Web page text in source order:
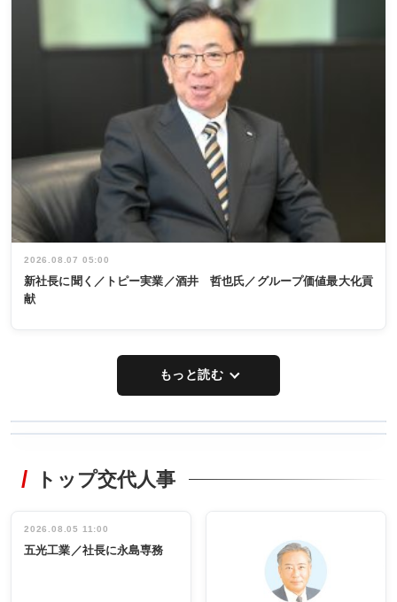
2026.08.07 05:00
新社長に聞く／トピー実業／酒井 哲也氏／グループ価値最大化貢
献
もっと読む
非鉄業界で
インタビュ
ー／社内ア
タックトレー
祝う 業界関
係者ら220人
出席
トップ交代人事
2026.08.05 11:00
五光工業／社長に永島専務